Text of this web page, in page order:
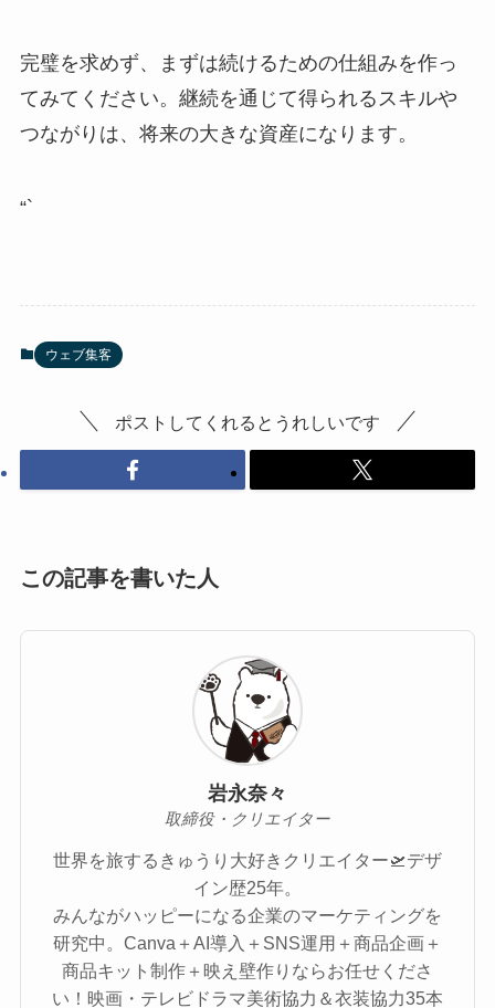
完璧を求めず、まずは続けるための仕組みを作っ
てみてください。継続を通じて得られるスキルや
つながりは、将来の大きな資産になります。
“`
ウェブ集客
ポストしてくれるとうれしいです
この記事を書いた人
岩永奈々
取締役・クリエイター
世界を旅するきゅうり大好きクリエイター🛫デザ
イン歴25年。
みんながハッピーになる企業のマーケティングを
研究中。Canva＋AI導入＋SNS運用＋商品企画＋
商品キット制作＋映え壁作りならお任せくださ
い！映画・テレビドラマ美術協力＆衣装協力35本